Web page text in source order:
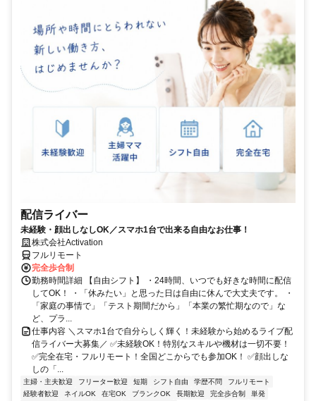
配信ライバー
未経験・顔出しなしOK／スマホ1台で出来る自由なお仕事！
株式会社Activation
フルリモート
完全歩合制
勤務時間詳細 【自由シフト】 ・24時間、いつでも好きな時間に配信
してOK！ ・「休みたい」と思った日は自由に休んで大丈夫です。 ・
「家庭の事情で」「テスト期間だから」「本業の繁忙期なので」な
ど、プラ...
仕事内容 ＼スマホ1台で自分らしく輝く！未経験から始めるライブ配
信ライバー大募集／ ✅未経験OK！特別なスキルや機材は一切不要！
✅完全在宅・フルリモート！全国どこからでも参加OK！ ✅顔出しな
しの「...
主婦・主夫歓迎 フリーター歓迎 短期 シフト自由 学歴不問
フルリモート
経験者歓迎
ネイルOK 在宅OK ブランクOK 長期歓迎 完全歩合制
単発